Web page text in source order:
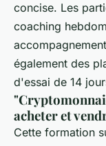
concise. Les
coaching
également des
d'essai de 14
acheter et
Cette formation